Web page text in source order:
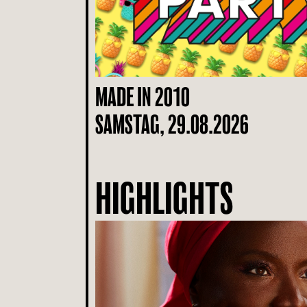
MADE IN 2010
SAMSTAG, 29.08.2026
HIGHLIGHTS